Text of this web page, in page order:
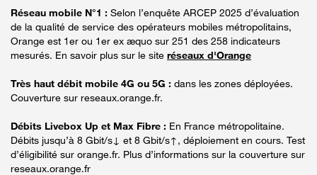
Réseau mobile N°1 : Selon l’enquête ARCEP 2025 d’évaluation
de la qualité de service des opérateurs mobiles métropolitains,
Orange est 1er ou 1er ex æquo sur 251 des 258 indicateurs
mesurés. En savoir plus sur le site réseaux d'Orange
Très haut débit mobile 4G ou 5G : dans les zones déployées.
Couverture sur reseaux.orange.fr.
Débits Livebox Up et Max Fibre : En France métropolitaine.
Débits jusqu’à 8 Gbit/s↓ et 8 Gbit/s↑, déploiement en cours. Test
d’éligibilité sur orange.fr. Plus d’informations sur la couverture sur
reseaux.orange.fr